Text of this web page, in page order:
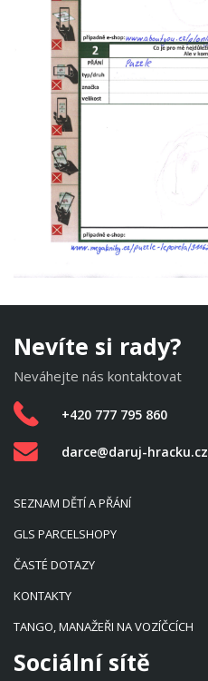
Nevíte si rady?
Neváhejte nás kontaktovat
+420 777 795 860
darce@daruj-hracku.cz
SEZNAM DĚTÍ A PŘÁNÍ
GLS PARCELSHOPY
ČASTÉ DOTAZY
KONTAKTY
TANGO, MANAŽEŘI NA VOZÍČCÍCH
Sociální sítě